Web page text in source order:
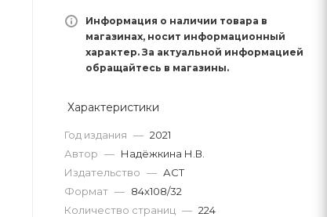
Информация о наличии товара в
магазинах, носит информационный
характер. За актуальной информацией
обращайтесь в магазины.
Характеристики
Год издания — 2021
Автор — Надёжкина Н.В.
Издательство — АСТ
Формат — 84x108/32
Количество страниц — 224